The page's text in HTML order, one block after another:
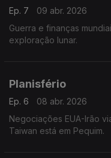
Ep. 7
09 abr. 2026
Guerra e finanças
exploração lunar.
Planisfério
Ep. 6
08 abr. 2026
Negociações EUA-Irão
Taiwan está em Pequim.